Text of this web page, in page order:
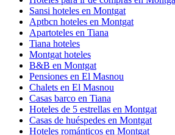
Sansi hoteles en Montgat
Aptbcn hoteles en Montgat
Apartoteles en Tiana
Tiana hoteles
Montgat hoteles
B&B en Montgat
Pensiones en El Masnou
Chalets en El Masnou
Casas barco en Tiana
Hoteles de 5 estrellas en Montgat
Casas de huéspedes en Montgat
Hoteles románticos en Montgat